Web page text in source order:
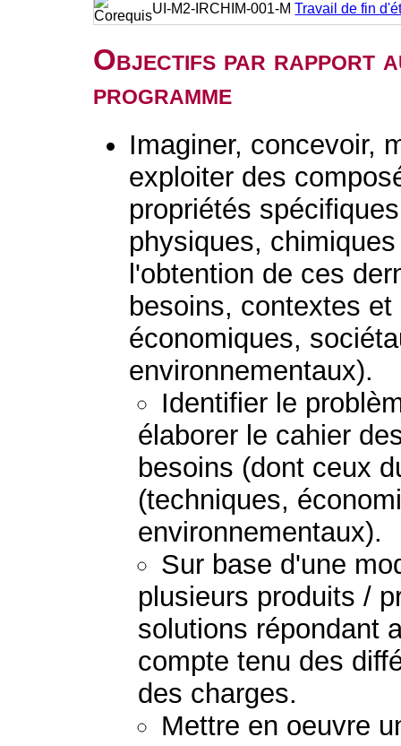
UI-M2-IRCHIM-001-MTravail de fin
Objectifs par rapport
programme
Imaginer, concevoir,
exploiter des
propriétés
physiques,
l'obtention de ces
besoins, contextes
économiques,
environnementaux).
Identifier le
élaborer le cahier
besoins (dont ceux
(techniques,
environnementaux).
Sur base d'une
plusieurs produits /
solutions répondant
compte tenu des
des charges.
Mettre en oeuvre